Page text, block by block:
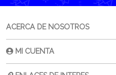
ACERCA DE NOSOTROS
MI CUENTA